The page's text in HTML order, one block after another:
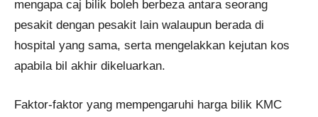
mengapa caj bilik boleh berbeza antara seorang
pesakit dengan pesakit lain walaupun berada di
hospital yang sama, serta mengelakkan kejutan kos
apabila bil akhir dikeluarkan.
Faktor-faktor yang mempengaruhi harga bilik KMC